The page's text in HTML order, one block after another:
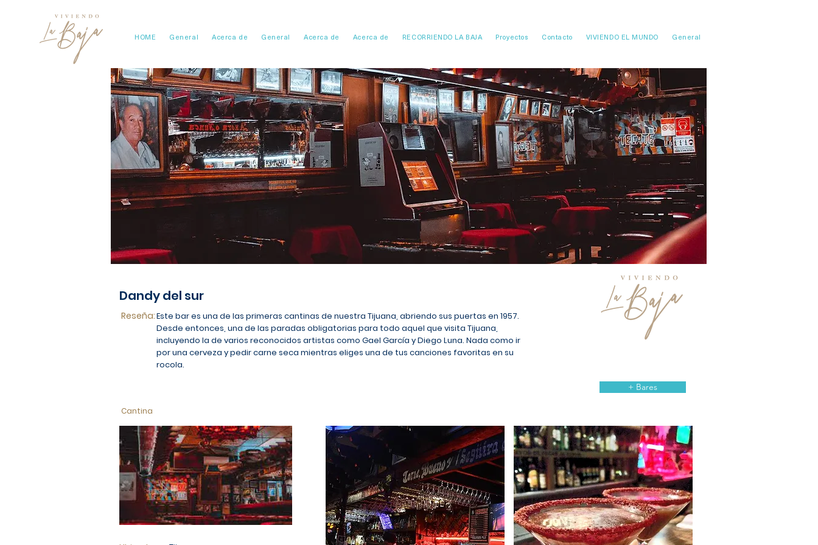
HOME General Acerca de General Acerca de Acerca de RECORRIENDO LA BAJA Proyectos Contacto VIVIENDO EL MUNDO General
Dandy del sur
Reseña:Este bar es una de las primeras cantinas de nuestra Tijuana, abriendo sus puertas en 1957.
Desde entonces, una de las paradas obligatorias para todo aquel que visita Tijuana,
incluyendo la de varios reconocidos artistas como Gael García y Diego Luna. Nada como ir
por una cerveza y pedir carne seca mientras eliges una de tus canciones favoritas en su
rocola.
+ Bares
Cantina